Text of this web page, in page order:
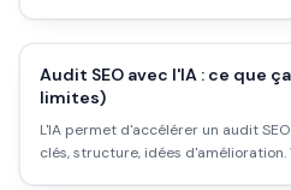
Audit SEO avec l'IA : ce que
limites)
L'IA permet d'accélérer un audit
clés, structure, idées d'amélioration.